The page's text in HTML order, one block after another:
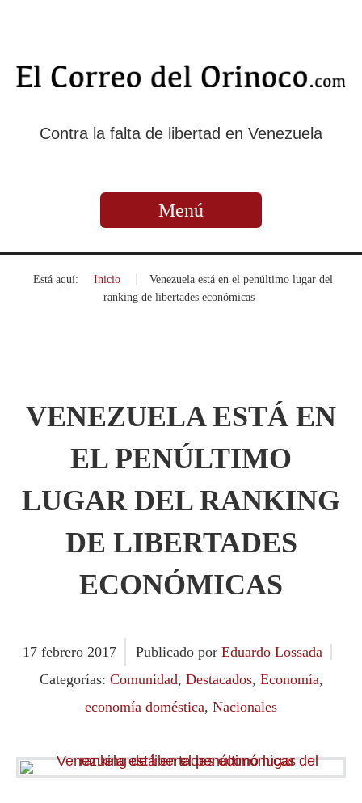
Contra la falta de libertad en Venezuela
Menú
Está aquí: Inicio
Venezuela está en el penúltimo lugar del
ranking de libertades económicas
VENEZUELA ESTÁ EN
EL PENÚLTIMO
LUGAR DEL RANKING
DE LIBERTADES
ECONÓMICAS
17 febrero 2017 Publicado por Eduardo Lossada
Categorías: Comunidad, Destacados, Economía,
economía doméstica, Nacionales